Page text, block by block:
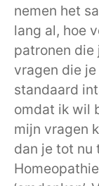
nemen het
lang al, hoe
patronen die
vragen die
standaard
omdat ik wil
mijn vragen
dan je tot nu